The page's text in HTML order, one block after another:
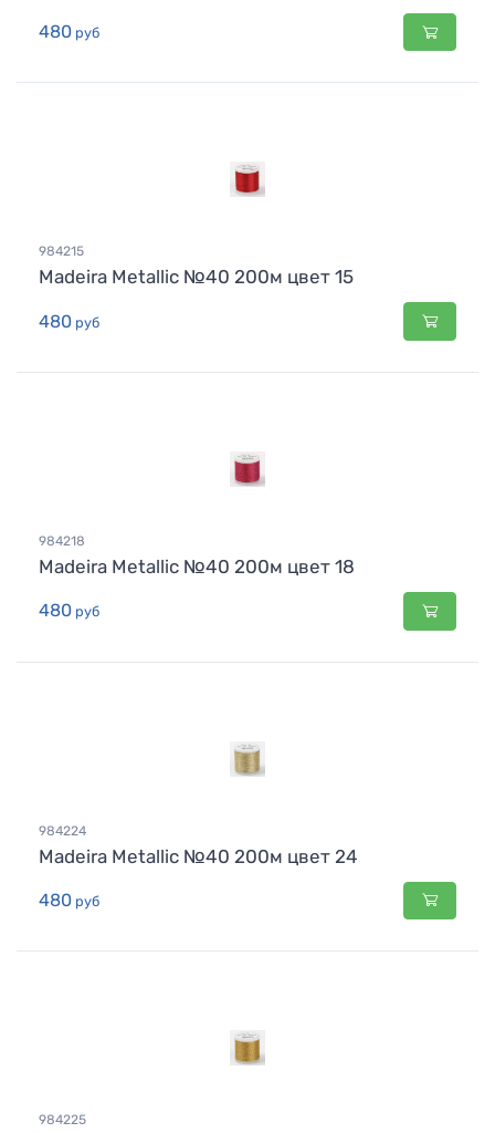
480 руб
984215
Madeira Metallic №40 200м цвет 15
480 руб
984218
Madeira Metallic №40 200м цвет 18
480 руб
984224
Madeira Metallic №40 200м цвет 24
480 руб
984225